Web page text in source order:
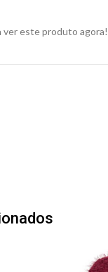
ver este produto agora!